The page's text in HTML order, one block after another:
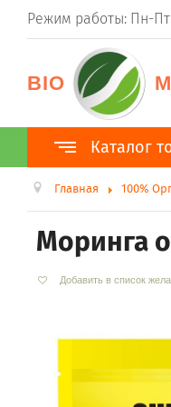
Режим работы: Пн-Пт
BIO
Каталог
Каталог
ТМ BioPlanet
ТМ BioNota
Суперфуды
Ростки ячменя
Ацерола
Главная 100%
Моринга
Добавить в список